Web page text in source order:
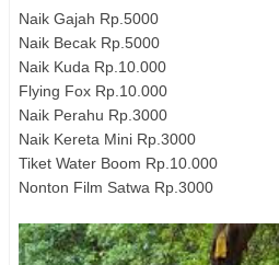
Naik Gajah Rp.5000
Naik Becak Rp.5000
Naik Kuda Rp.10.000
Flying Fox Rp.10.000
Naik Perahu Rp.3000
Naik Kereta Mini Rp.3000
Tiket Water Boom Rp.10.000
Nonton Film Satwa Rp.3000